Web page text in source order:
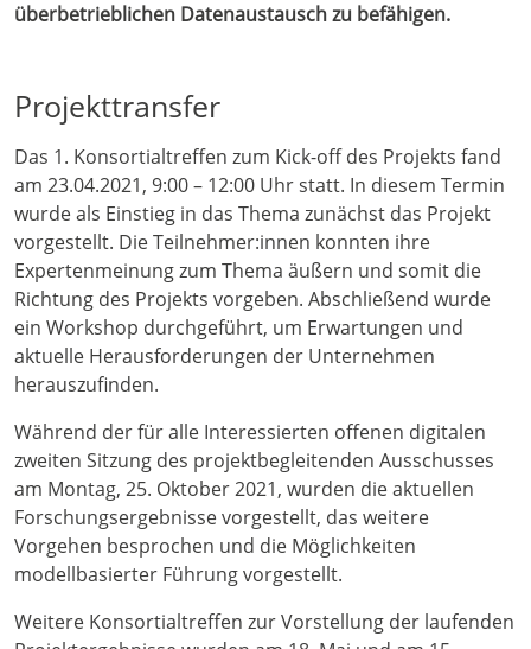
überbetrieblichen Datenaustausch zu befähigen.
Projekttransfer
Das 1. Konsortialtreffen zum Kick-off des Projekts fand
am 23.04.2021, 9:00 – 12:00 Uhr statt. In diesem Termin
wurde als Einstieg in das Thema zunächst das Projekt
vorgestellt. Die Teilnehmer:innen konnten ihre
Expertenmeinung zum Thema äußern und somit die
Richtung des Projekts vorgeben. Abschließend wurde
ein Workshop durchgeführt, um Erwartungen und
aktuelle Herausforderungen der Unternehmen
herauszufinden.
Während der für alle Interessierten offenen digitalen
zweiten Sitzung des projektbegleitenden Ausschusses
am Montag, 25. Oktober 2021, wurden die aktuellen
Forschungsergebnisse vorgestellt, das weitere
Vorgehen besprochen und die Möglichkeiten
modellbasierter Führung vorgestellt.
Weitere Konsortialtreffen zur Vorstellung der laufenden